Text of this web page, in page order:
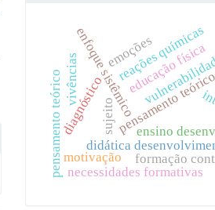
pensamento
enfoque sistêmico
diagnóstico
reações químicas
didática
educação física
ensino
sujeito
motivação
emoções
pensamento teórico formação
vivências
necessidades formativas